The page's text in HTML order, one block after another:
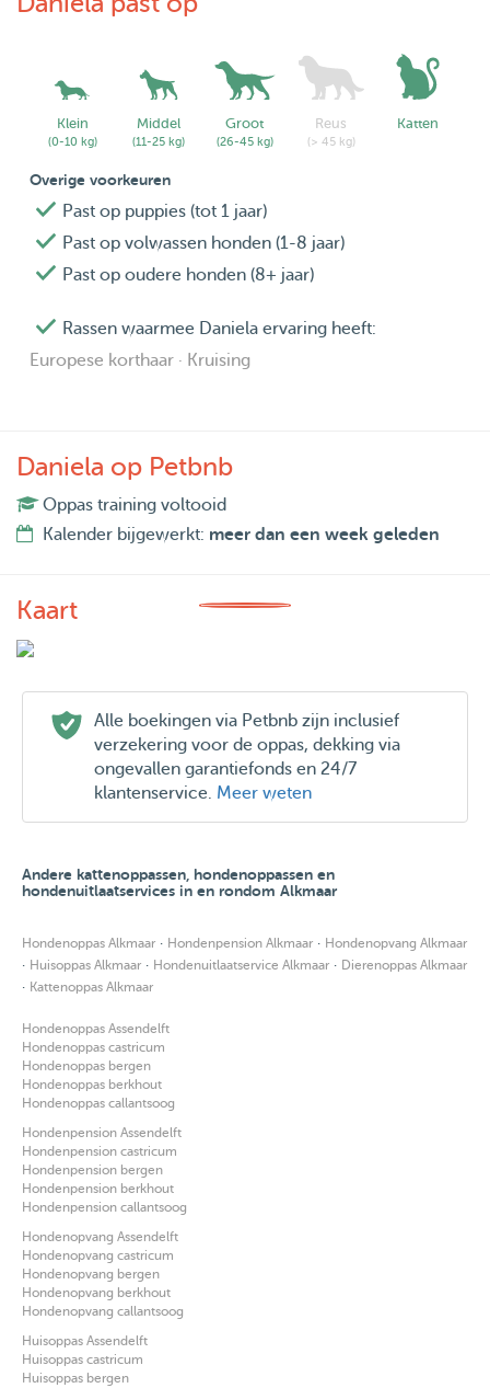
Klein
(0-10 kg)
Middel
(11-25 kg)
Groot
(26-45 kg)
Reus
(> 45 kg)
Katten
Overige voorkeuren
Past op puppies (tot 1 jaar)
Past op volwassen honden (1-8 jaar)
Past op oudere honden (8+ jaar)
Rassen waarmee Daniela ervaring heeft:
Europese korthaar · Kruising
Daniela op Petbnb
Oppas training voltooid
Kalender bijgewerkt: meer dan een week geleden
Kaart
Alle boekingen via Petbnb zijn inclusief
verzekering voor de oppas, dekking via
ongevallen garantiefonds en 24/7
klantenservice. Meer weten
Andere kattenoppassen, hondenoppassen en
hondenuitlaatservices in en rondom Alkmaar
Hondenoppas Alkmaar · Hondenpension Alkmaar · Hondenopvang Alkmaar
· Huisoppas Alkmaar · Hondenuitlaatservice Alkmaar · Dierenoppas Alkmaar
· Kattenoppas Alkmaar
Hondenoppas Assendelft
Hondenoppas castricum
Hondenoppas bergen
Hondenoppas berkhout
Hondenoppas callantsoog
Hondenpension Assendelft
Hondenpension castricum
Hondenpension bergen
Hondenpension berkhout
Hondenpension callantsoog
Hondenopvang Assendelft
Hondenopvang castricum
Hondenopvang bergen
Hondenopvang berkhout
Hondenopvang callantsoog
Huisoppas Assendelft
Huisoppas castricum
Huisoppas bergen